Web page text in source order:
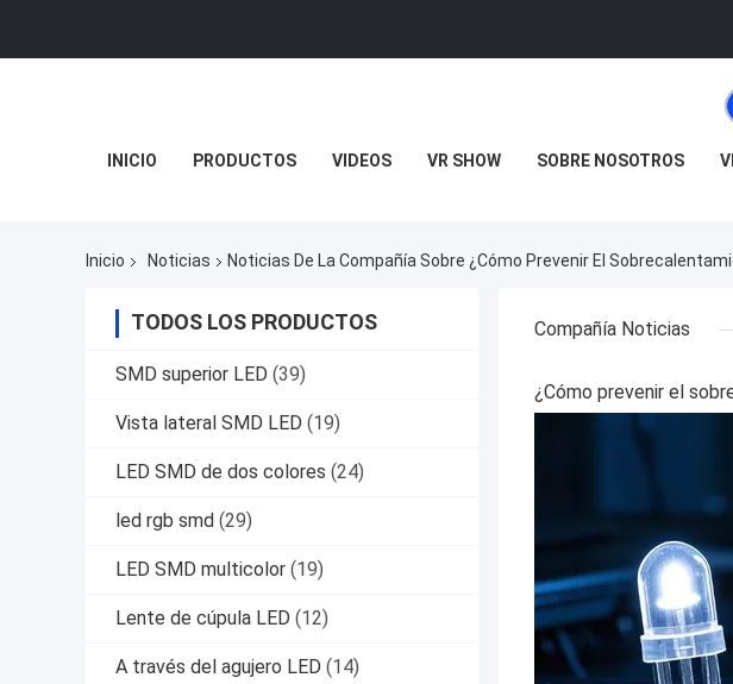
INICIO PRODUCTOS VIDEOS VR SHOW SOBRE NOSOTROS
Inicio Noticias Noticias De La Compañía Sobre ¿Cómo Prevenir El
TODOS LOS PRODUCTOS
SMD superior LED (39)
Vista lateral SMD LED (19)
LED SMD de dos colores (24)
led rgb smd (29)
LED SMD multicolor (19)
Lente de cúpula LED (12)
A través del agujero LED (14)
Compañía Noticias
¿Cómo prevenir el